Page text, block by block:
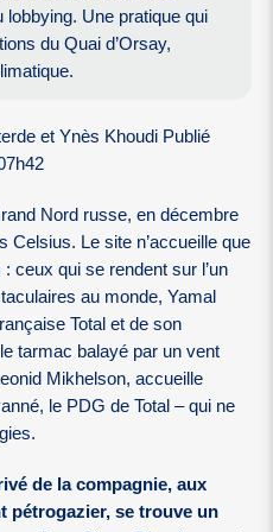
Une pratique qui
du Quai d’Orsay,
et Ynès Khoudi Publié
Nord russe, en décembre
Celsius. Le site n’accueille que
ceux qui se rendent sur l’un
au monde, Yamal
Total et de son
tarmac balayé par un vent
Mikhelson, accueille
le PDG de Total – qui ne
de la compagnie, aux
pétrogazier, se trouve un